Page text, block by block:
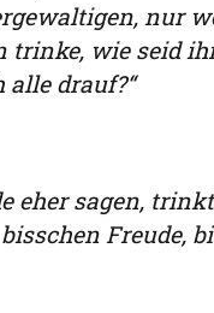
nur
trinke, wie seid
drauf?“
eher sagen,
Freude,